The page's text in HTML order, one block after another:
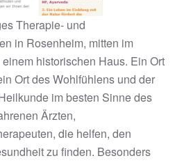
Therapie- und
in Rosenheim, mitten im
historischen Haus. Ein Ort
Ort des Wohlfühlens und der
im besten Sinne des
Ärzten,
die helfen, den
zu finden. Besonders